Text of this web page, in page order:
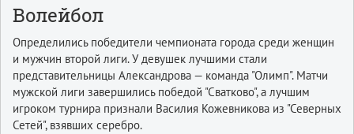
Волейбол
Определились победители чемпионата города среди женщин
и мужчин второй лиги. У девушек лучшими стали
представительницы Александрова — команда "Олимп". Матчи
мужской лиги завершились победой "Сватково", а лучшим
игроком турнира признали Василия Кожевникова из "Северных
Сетей", взявших серебро.